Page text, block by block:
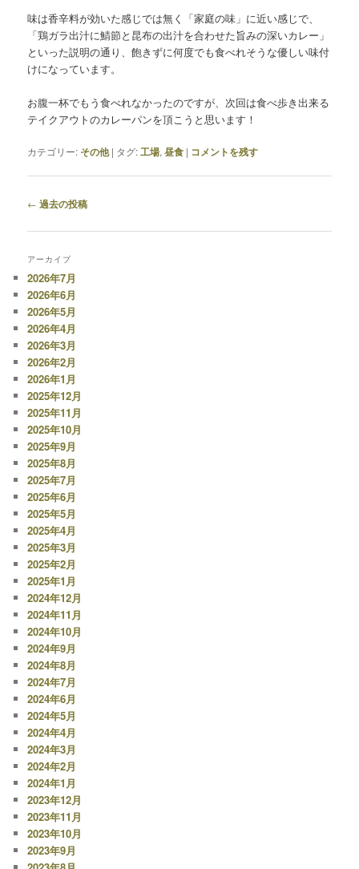
味は香辛料が効いた感じでは無く「家庭の味」に近い感じで、
「鶏ガラ出汁に鯖節と昆布の出汁を合わせた旨みの深いカレー」
といった説明の通り、飽きずに何度でも食べれそうな優しい味付
けになっています。
お腹一杯でもう食べれなかったのですが、次回は食べ歩き出来る
テイクアウトのカレーパンを頂こうと思います！
カテゴリー: その他 | タグ:工場,昼食 | コメントを残す
投
ナ
ー
シ
ョ
ン
← 過去の投稿
アーカイブ
2026年7月
2026年6月
2026年5月
2026年4月
2026年3月
2026年2月
2026年1月
2025年12月
2025年11月
2025年10月
2025年9月
2025年8月
2025年7月
2025年6月
2025年5月
2025年4月
2025年3月
2025年2月
2025年1月
2024年12月
2024年11月
2024年10月
2024年9月
2024年8月
2024年7月
2024年6月
2024年5月
2024年4月
2024年3月
2024年2月
2024年1月
2023年12月
2023年11月
2023年10月
2023年9月